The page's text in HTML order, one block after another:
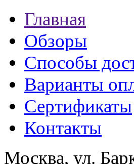
Главная
Обзоры
Способы
Варианты
Сертификаты
Контакты
Москва, ул.